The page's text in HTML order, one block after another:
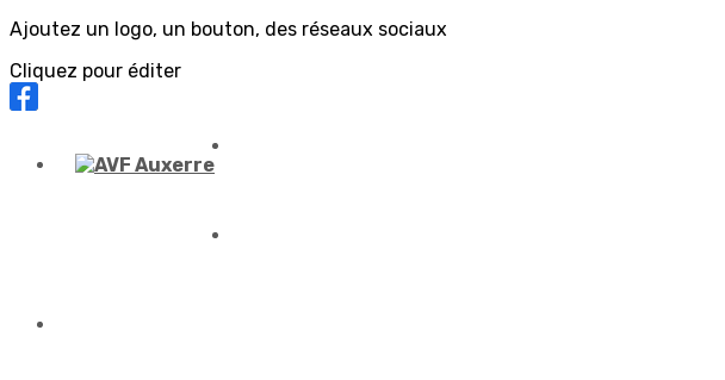
Ajoutez un logo, un bouton, des réseaux sociaux
Cliquez pour éditer